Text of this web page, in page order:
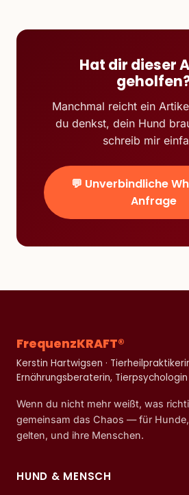
Hat dir dieser
Manchmal reicht ein
du denkst, dein Hund
schreib mir
💬 Unverbindliche
Anfrage
FrequenzKRAFT®
Kerstin Hartwigsen ·
Ernährungsberaterin, Tierpsychologin
Wenn du nicht mehr weißt, was
gemeinsam das Chaos — für
gelten, und ihre Menschen.
HUND & MENSCH